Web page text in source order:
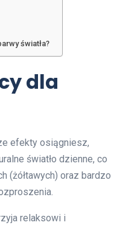
światła?
dla
efekty osiągniesz,
światło dzienne, co
(żółtawych) oraz bardzo
relaksowi i